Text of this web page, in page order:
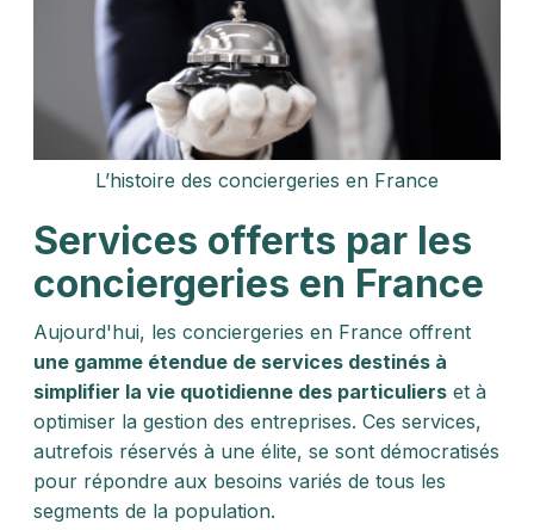
L’histoire des conciergeries en France
Services offerts par les
conciergeries en France
Aujourd'hui, les conciergeries en France offrent
une gamme étendue de services destinés à
simplifier la vie quotidienne des particuliers et à
optimiser la gestion des entreprises. Ces services,
autrefois réservés à une élite, se sont démocratisés
pour répondre aux besoins variés de tous les
segments de la population.